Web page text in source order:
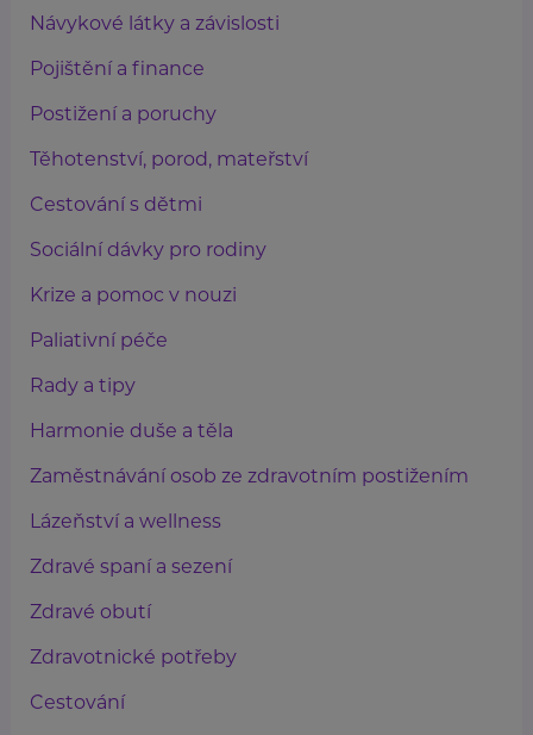
Návykové látky a závislosti
Pojištění a finance
Postižení a poruchy
Těhotenství, porod, mateřství
Cestování s dětmi
Sociální dávky pro rodiny
Krize a pomoc v nouzi
Paliativní péče
Rady a tipy
Harmonie duše a těla
Zaměstnávání osob ze zdravotním postižením
Lázeňství a wellness
Zdravé spaní a sezení
Zdravé obutí
Zdravotnické potřeby
Cestování